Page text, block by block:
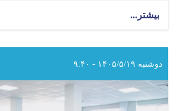
بیشتر...
از
سوی
عمومی
دوشنبه ۱۴۰۵/۵/۱۹ - ۹:۴۰